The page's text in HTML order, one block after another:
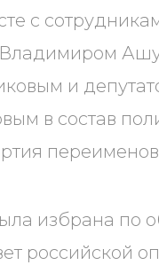
с
и
в состав
избрана по
российской